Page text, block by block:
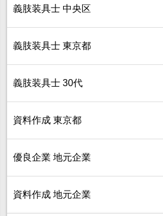
義肢装具士 中央区
義肢装具士 東京都
義肢装具士 30代
資料作成 東京都
優良企業 地元企業
資料作成 地元企業